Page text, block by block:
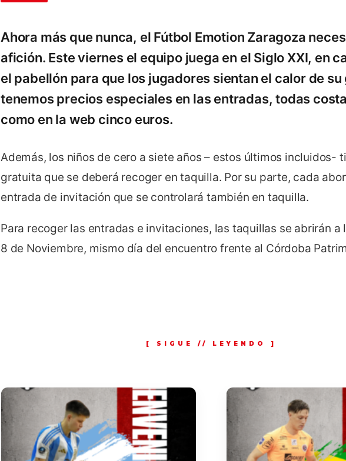
Ahora más que nunca, el Fútbol Emotion Zaragoza
afición. Este viernes el equipo juega en el Siglo XXI, en
el pabellón para que los jugadores sientan el calor de su
tenemos precios especiales en las entradas, todas
como en la web cinco euros.
Además, los niños de cero a siete años – estos últimos incluidos-
gratuita que se deberá recoger en taquilla. Por su parte, cada
entrada de invitación que se controlará también en taquilla.
Para recoger las entradas e invitaciones, las taquillas se abrirán a
8 de Noviembre, mismo día del encuentro frente al Córdoba